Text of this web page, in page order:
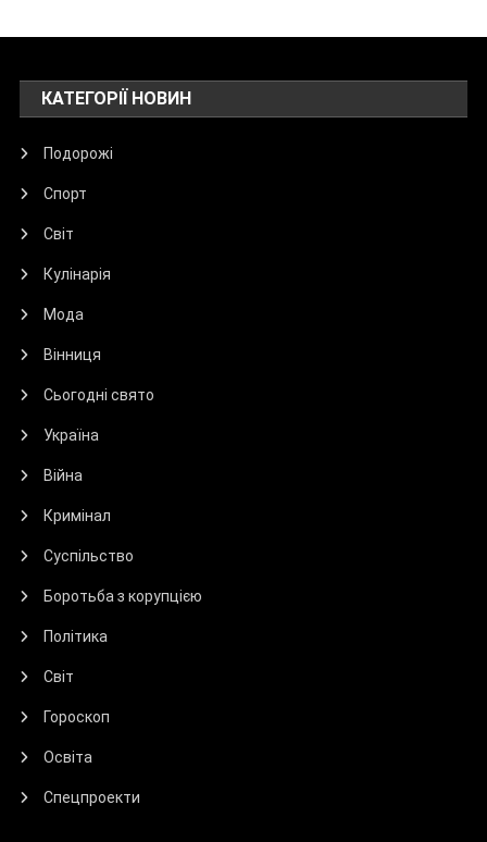
КАТЕГОРІЇ НОВИН
Подорожі
Спорт
Світ
Кулінарія
Мода
Вінниця
Сьогодні свято
Україна
Війна
Кримінал
Суспільство
Боротьба з корупцією
Політика
Світ
Гороскоп
Освіта
Спецпроекти